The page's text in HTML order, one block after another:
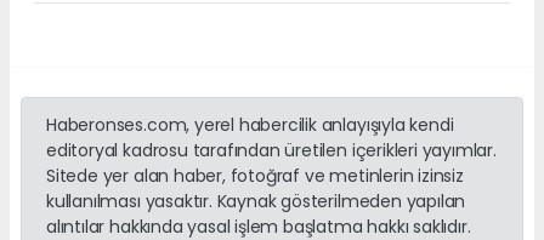
Haberonses.com, yerel habercilik anlayışıyla kendi
editoryal kadrosu tarafından üretilen içerikleri yayımlar.
Sitede yer alan haber, fotoğraf ve metinlerin izinsiz
kullanılması yasaktır. Kaynak gösterilmeden yapılan
alıntılar hakkında yasal işlem başlatma hakkı saklıdır.